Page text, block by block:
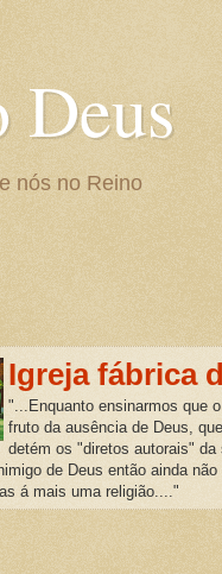
Deus
nós no Reino
Igreja fábrica
"...Enquanto ensinarmos que
fruto da ausência de Deus,
detém os "diretos autorais"
de Deus então ainda
á mais uma religião...."